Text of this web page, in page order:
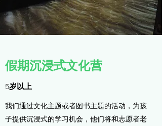
​假期沉浸式文化营
5岁以上
我们通过文化主题或者图书主题的活动，为孩
子提供沉浸式的学习机会，他们将和志愿者老